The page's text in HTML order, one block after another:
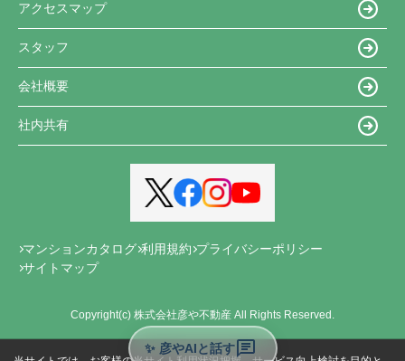
アクセスマップ
スタッフ
会社概要
社内共有
マンションカタログ 利用規約 プライバシーポリシー
サイトマップ
Copyright(c) 株式会社彦や不動産 All Rights Reserved.
✨ 彦やAIと話す